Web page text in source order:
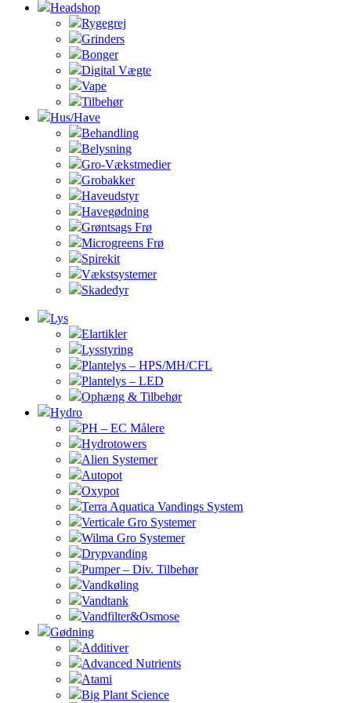
Headshop
Rygegrej
Grinders
Bonger
Digital Vægte
Vape
Tilbehør
Hus/Have
Behandling
Belysning
Gro-Vækstmedier
Grobakker
Haveudstyr
Havegødning
Grøntsags Frø
Microgreens Frø
Spirekit
Vækstsystemer
Skadedyr
Lys
Elartikler
Lysstyring
Plantelys – HPS/MH/CFL
Plantelys – LED
Ophæng & Tilbehør
Hydro
PH – EC Målere
Hydrotowers
Alien Systemer
Autopot
Oxypot
Terra Aquatica Vandings System
Verticale Gro Systemer
Wilma Gro Systemer
Drypvanding
Pumper – Div. Tilbehør
Vandkøling
Vandtank
Vandfilter&Osmose
Gødning
Additiver
Advanced Nutrients
Atami
Big Plant Science